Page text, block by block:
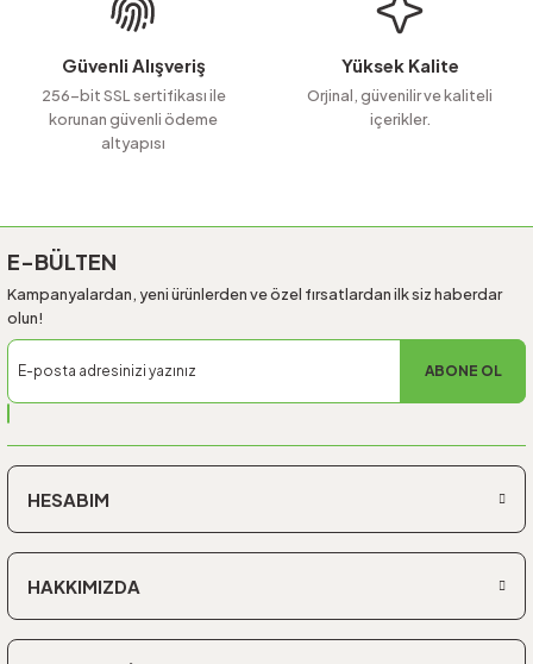
Bu ürüne benzer farklı alternatifler olmalı.
Güvenli Alışveriş
256-bit SSL sertifikası ile
korunan güvenli ödeme
altyapısı
Yüksek Kalite
Orjinal, güvenilir ve kaliteli
içerikler.
E-BÜLTEN
Kampanyalardan, yeni ürünlerden ve özel fırsatlardan ilk siz haberdar
olun!
ABONE OL
HESABIM
HAKKIMIZDA